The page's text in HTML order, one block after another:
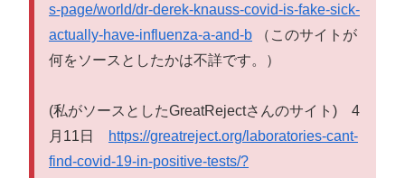
s-page/world/dr-derek-knauss-covid-is-fake-sick-
actually-have-influenza-a-and-b （このサイトが
何をソースとしたかは不詳です。）
(私がソースとしたGreatRejectさんのサイト) 4
月11日
https://greatreject.org/laboratories-cant-
find-covid-19-in-positive-tests/?